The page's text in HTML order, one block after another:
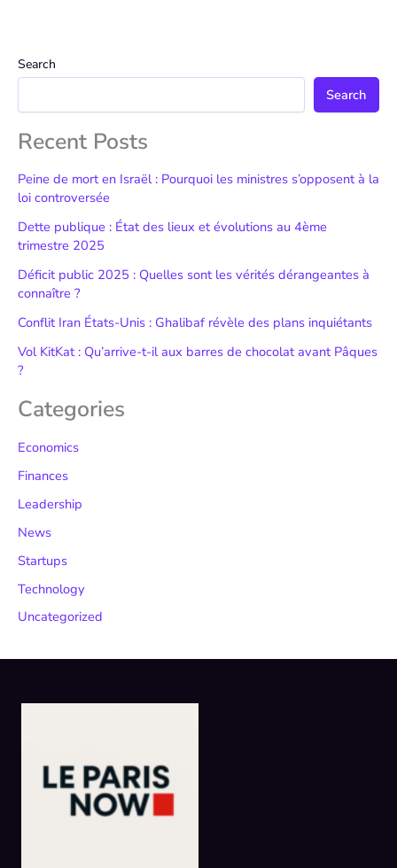
Search
Search
Recent Posts
Peine de mort en Israël : Pourquoi les ministres s’opposent à la
loi controversée
Dette publique : État des lieux et évolutions au 4ème
trimestre 2025
Déficit public 2025 : Quelles sont les vérités dérangeantes à
connaître ?
Conflit Iran États-Unis : Ghalibaf révèle des plans inquiétants
Vol KitKat : Qu’arrive-t-il aux barres de chocolat avant Pâques
?
Categories
Economics
Finances
Leadership
News
Startups
Technology
Uncategorized